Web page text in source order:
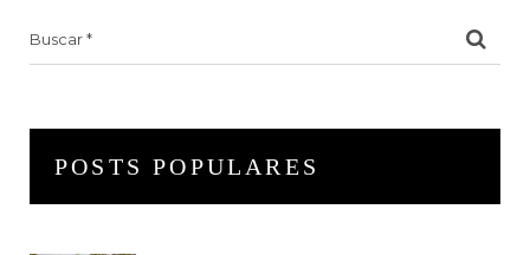
POSTS POPULARES